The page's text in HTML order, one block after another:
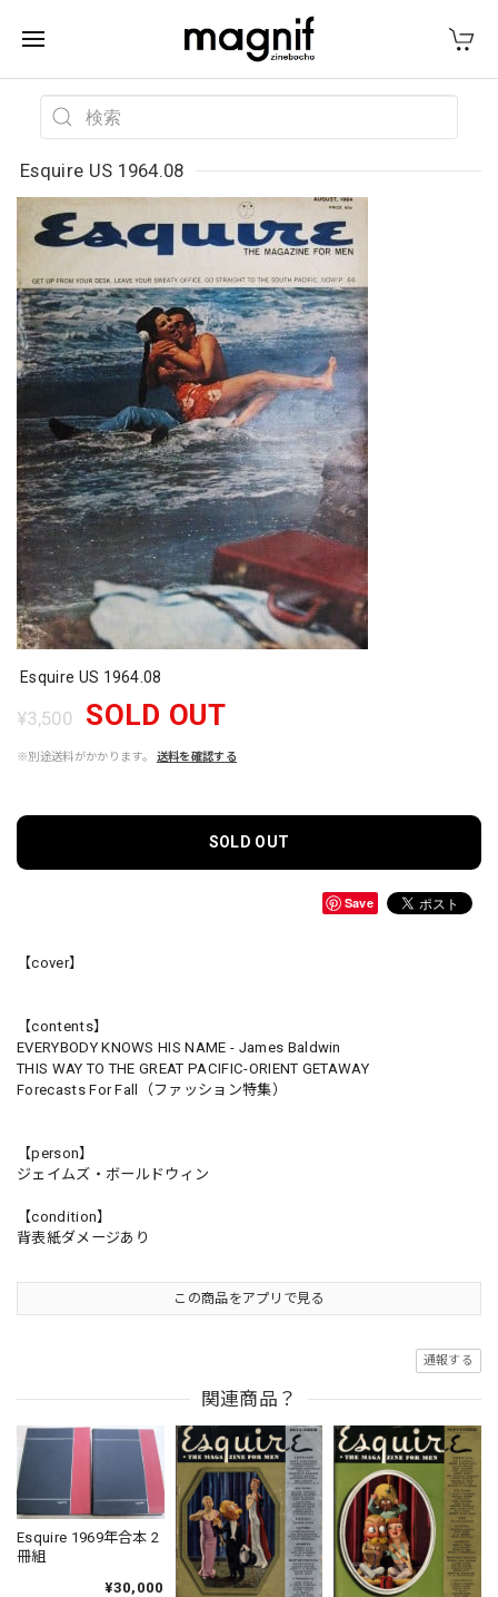
Esquire US 1964.08
Esquire US 1964.08
¥3,500 SOLD OUT
※別途送料がかかります。 送料を確認する
SOLD OUT
Save
【cover】
【contents】
EVERYBODY KNOWS HIS NAME - James Baldwin
THIS WAY TO THE GREAT PACIFIC-ORIENT GETAWAY
Forecasts For Fall（ファッション特集）
【person】
ジェイムズ・ボールドウィン
【condition】
背表紙ダメージあり
この商品をアプリで見る
通報する
関連商品？
Esquire 1969年合本 2
冊組
¥30,000